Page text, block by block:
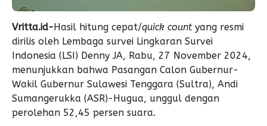
Vritta.id- Hasil hitung cepat/quick count yang resmi
dirilis oleh Lembaga survei Lingkaran Survei
Indonesia (LSI) Denny JA, Rabu, 27 November 2024,
menunjukkan bahwa Pasangan Calon Gubernur-
Wakil Gubernur Sulawesi Tenggara (Sultra), Andi
Sumangerukka (ASR)-Hugua, unggul dengan
perolehan 52,45 persen suara.